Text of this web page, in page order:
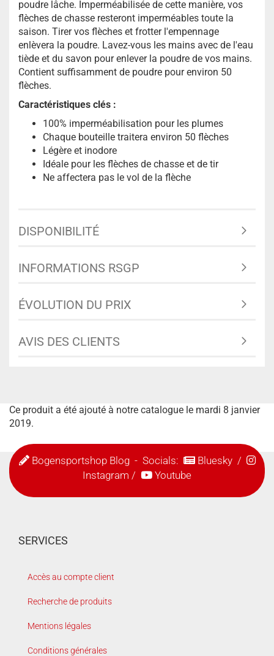
poudre lâche. Imperméabilisée de cette manière, vos
flèches de chasse resteront imperméables toute la
saison. Tirer vos flèches et frotter l'empennage
enlèvera la poudre. Lavez-vous les mains avec de l'eau
tiède et du savon pour enlever la poudre de vos mains.
Contient suffisamment de poudre pour environ 50
flèches.
Caractéristiques clés :
100% imperméabilisation pour les plumes
Chaque bouteille traitera environ 50 flèches
Légère et inodore
Idéale pour les flèches de chasse et de tir
Ne affectera pas le vol de la flèche
DISPONIBILITÉ
INFORMATIONS RSGP
ÉVOLUTION DU PRIX
AVIS DES CLIENTS
Ce produit a été ajouté à notre catalogue le mardi 8 janvier
2019.
Bogensportshop Blog- Socials: Bluesky/
Instagram / Youtube
SERVICES
Accès au compte client
Recherche de produits
Mentions légales
Conditions générales